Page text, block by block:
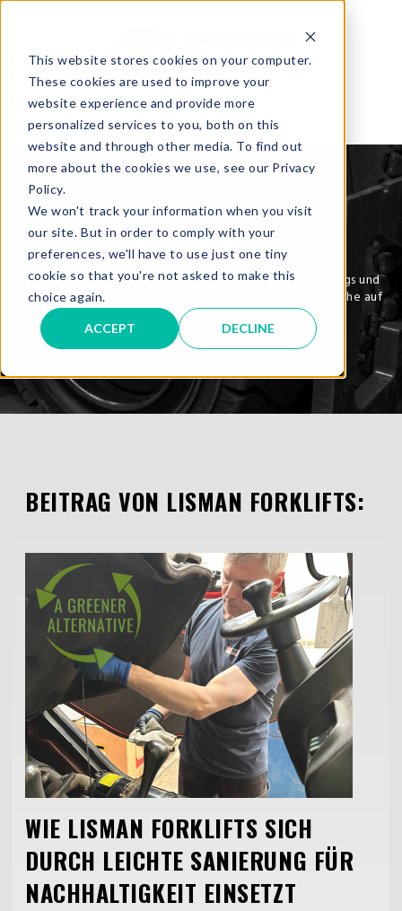
This website stores cookies on your computer.
These cookies are used to improve your
website experience and provide more
personalized services to you, both on this
website and through other media. To find out
more about the cookies we use, see our Privacy
Policy.
We won't track your information when you visit
our site. But in order to comply with your
preferences, we'll have to use just one tiny
cookie so that you're not asked to make this
choice again.
ACCEPT DECLINE
LISMAN BLOG
Lesen Sie unsere von unseren Fachleuten verfassten Blogs und
bleiben Sie über Entwicklungen in der Gabelstaplerbranche auf
dem Laufenden.
BEITRAG VON LISMAN FORKLIFTS:
WIE LISMAN FORKLIFTS SICH
DURCH LEICHTE SANIERUNG FÜR
NACHHALTIGKEIT EINSETZT